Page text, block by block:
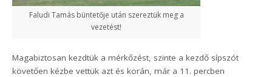
Faludi Tamás büntetője után szereztük meg a
vezetést!
Magabiztosan kezdtük a mérkőzést, szinte a kezdő sípszót
követően kézbe vettük azt és korán, már a 11. percben